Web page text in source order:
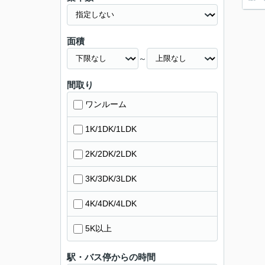
面積
～
間取り
ワンルーム
1K/1DK/1LDK
2K/2DK/2LDK
3K/3DK/3LDK
4K/4DK/4LDK
5K以上
駅・バス停からの時間